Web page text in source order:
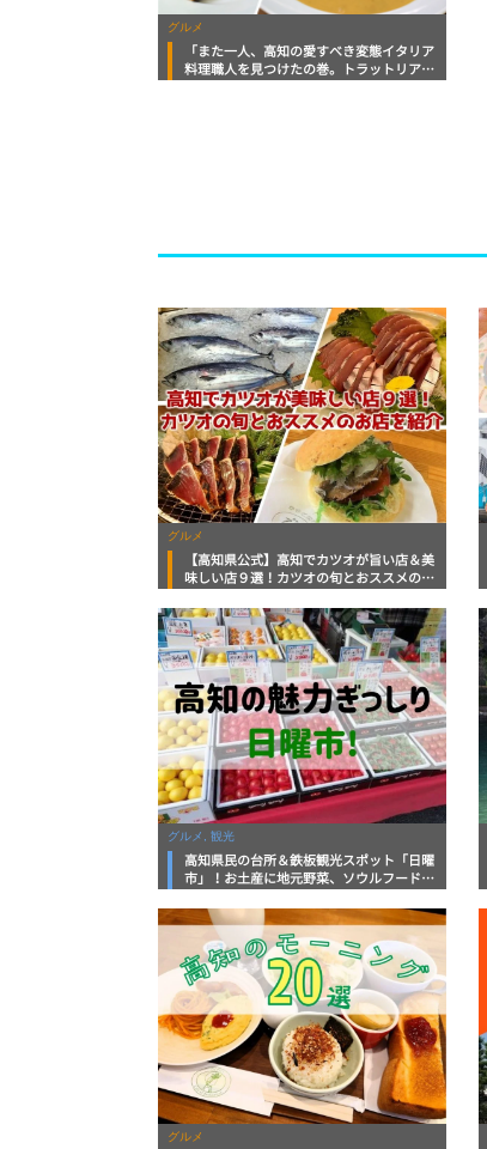
グルメ
「また一人、高知の愛すべき変態イタリア
料理職人を見つけたの巻。トラットリア
グルメ
【高知県公式】高知でカツオが旨い店＆美
味しい店９選！カツオの旬とおススメのお
グルメ, 観光
高知県民の台所＆鉄板観光スポット「日曜
市」！お土産に地元野菜、ソウルフードま
底解説！
グルメ